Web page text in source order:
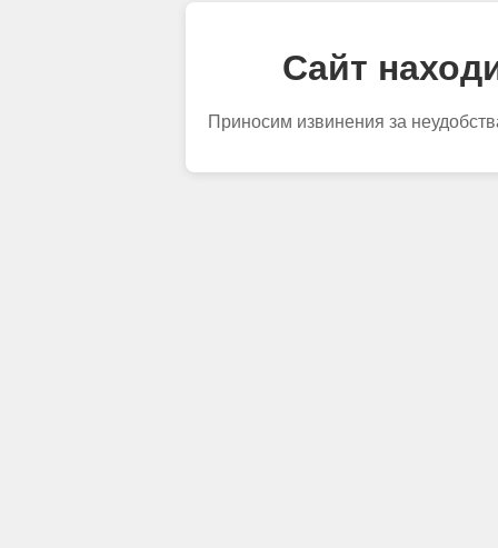
Сайт
Приносим извинения за